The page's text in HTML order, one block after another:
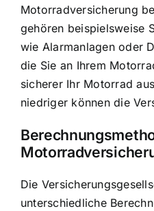
Motorradversicherung
gehören beispielsweise
wie Alarmanlagen oder
die Sie an Ihrem
sicherer Ihr Motorrad
niedriger können die
Die
unterschiedliche